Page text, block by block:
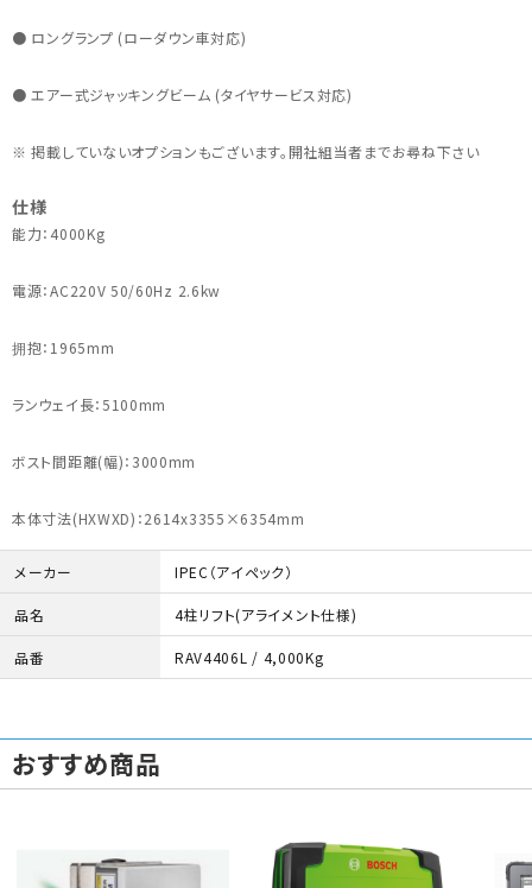
● ロングランプ (ローダウン車対応)
● エアー式ジャッキングビーム (タイヤサービス対応)
※ 掲載していないオプションもございます。開社組当者までお尋ね下さい
仕様
能力：4000Kg
電源：AC220V 50/60Hz 2.6kw
拥抱：1965mm
ランウェイ長：5100mm
ボスト間距離(幅)：3000mm
本体寸法(HXWXD)：2614x3355×6354mm
メーカー IPEC（アイペック）
品名 4柱リフト(アライメント仕様)
品番 RAV4406L / 4,000Kg
おすすめ商品